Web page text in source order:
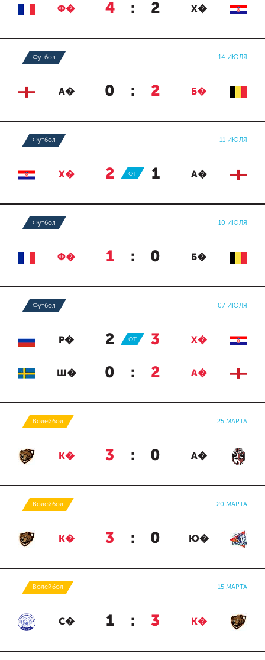
Ф� 4 : 2 Х�
Футбол 14 ИЮЛЯ
А� 0 : 2 Б�
Футбол 11 ИЮЛЯ
Х� 2 : 1 А�
ОТ
Футбол 10 ИЮЛЯ
Ф� 1 : 0 Б�
Футбол 07 ИЮЛЯ
Р� 2 : 3 Х�
ОТ
Ш� 0 : 2 А�
Волейбол 25 МАРТА
К� 3 : 0 А�
Волейбол 20 МАРТА
К� 3 : 0 Ю�
Волейбол 15 МАРТА
С� 1 : 3 К�